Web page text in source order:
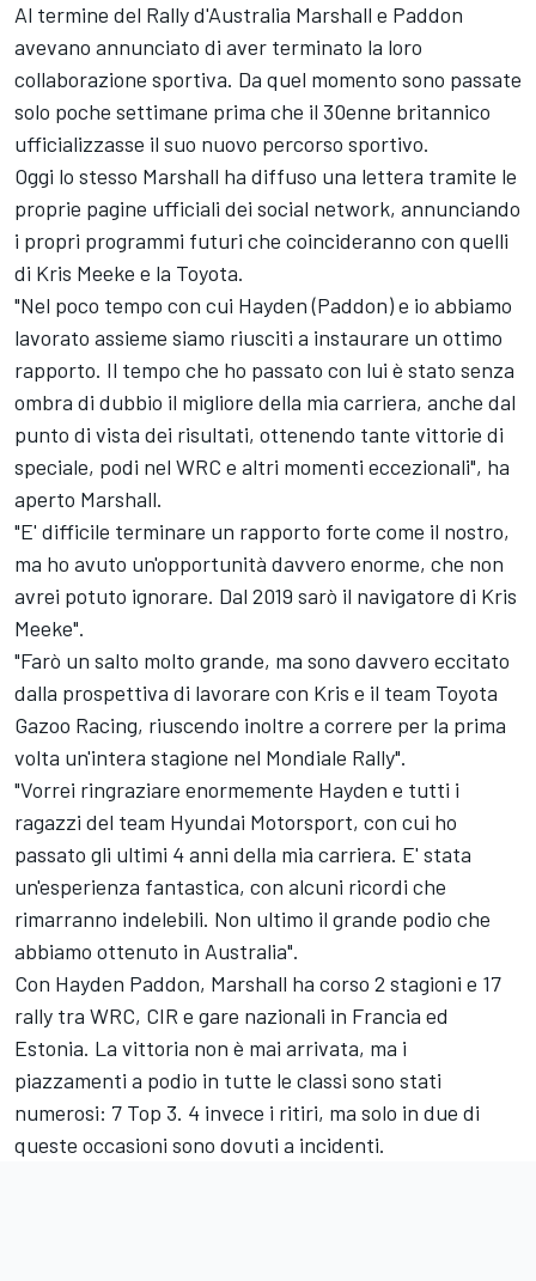
Al termine del Rally d'Australia Marshall e Paddon
avevano annunciato di aver terminato la loro
collaborazione sportiva. Da quel momento sono passate
solo poche settimane prima che il 30enne britannico
ufficializzasse il suo nuovo percorso sportivo.
Oggi lo stesso Marshall ha diffuso una lettera tramite le
proprie pagine ufficiali dei social network, annunciando
i propri programmi futuri che coincideranno con quelli
di Kris Meeke e la Toyota.
"Nel poco tempo con cui Hayden (Paddon) e io abbiamo
lavorato assieme siamo riusciti a instaurare un ottimo
rapporto. Il tempo che ho passato con lui è stato senza
ombra di dubbio il migliore della mia carriera, anche dal
punto di vista dei risultati, ottenendo tante vittorie di
speciale, podi nel WRC e altri momenti eccezionali", ha
aperto Marshall.
"E' difficile terminare un rapporto forte come il nostro,
ma ho avuto un'opportunità davvero enorme, che non
avrei potuto ignorare. Dal 2019 sarò il navigatore di Kris
Meeke".
"Farò un salto molto grande, ma sono davvero eccitato
dalla prospettiva di lavorare con Kris e il team Toyota
Gazoo Racing, riuscendo inoltre a correre per la prima
volta un'intera stagione nel Mondiale Rally".
"Vorrei ringraziare enormemente Hayden e tutti i
ragazzi del team Hyundai Motorsport, con cui ho
passato gli ultimi 4 anni della mia carriera. E' stata
un'esperienza fantastica, con alcuni ricordi che
rimarranno indelebili. Non ultimo il grande podio che
abbiamo ottenuto in Australia".
Con Hayden Paddon, Marshall ha corso 2 stagioni e 17
rally tra WRC, CIR e gare nazionali in Francia ed
Estonia. La vittoria non è mai arrivata, ma i
piazzamenti a podio in tutte le classi sono stati
numerosi: 7 Top 3. 4 invece i ritiri, ma solo in due di
queste occasioni sono dovuti a incidenti.